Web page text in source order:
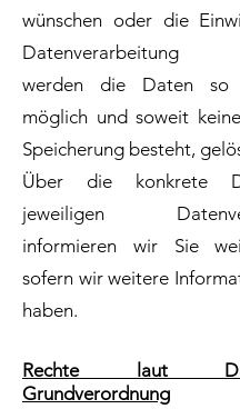
wünschen oder die
Datenverarbeitung
werden die Daten so
möglich und soweit
Speicherung besteht,
Über die konkrete
jeweiligen
informieren wir Sie
sofern wir weitere
haben.
Rechte laut
Grundverordnung